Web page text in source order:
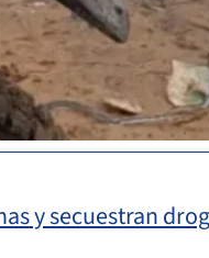
y secuestran